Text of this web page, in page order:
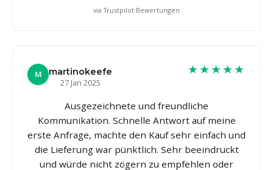
via Trustpilot Bewertungen
M
martinokeefe
27 Jan 2025
★★★★★
Ausgezeichnete und freundliche
Kommunikation. Schnelle Antwort auf meine
erste Anfrage, machte den Kauf sehr einfach und
die Lieferung war pünktlich. Sehr beeindruckt
und würde nicht zögern zu empfehlen oder